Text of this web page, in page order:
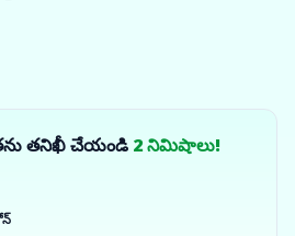
తనిఖీ చేయండి 2 నిమిషాలు!